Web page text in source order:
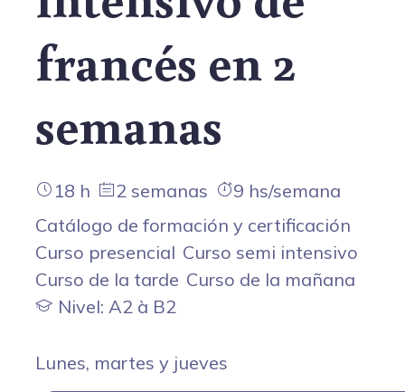
francés en 2
semanas
18 h 2 semanas
9 hs/semana
Catálogo de formación y certificación
Curso presencial Curso semi intensivo
Curso de la tarde Curso de la mañana
Nivel: A2 à B2
Lunes, martes y jueves